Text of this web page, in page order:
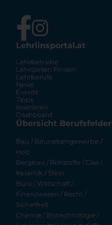
Lehrlinsportal.at
Lehrbetriebe
Lehrstellen Finden
Lehrberufe
News
Events
Tipps
Inserieren
Dashboard
Übersicht Berufsfelder
Bau / Baunebengewerbe /
Holz
Bergbau / Rohstoffe / Glas /
Keramik / Stein
Büro / Wirtschaft /
Finanzwesen / Recht /
Sicherheit
Chemie / Biotechnologie /